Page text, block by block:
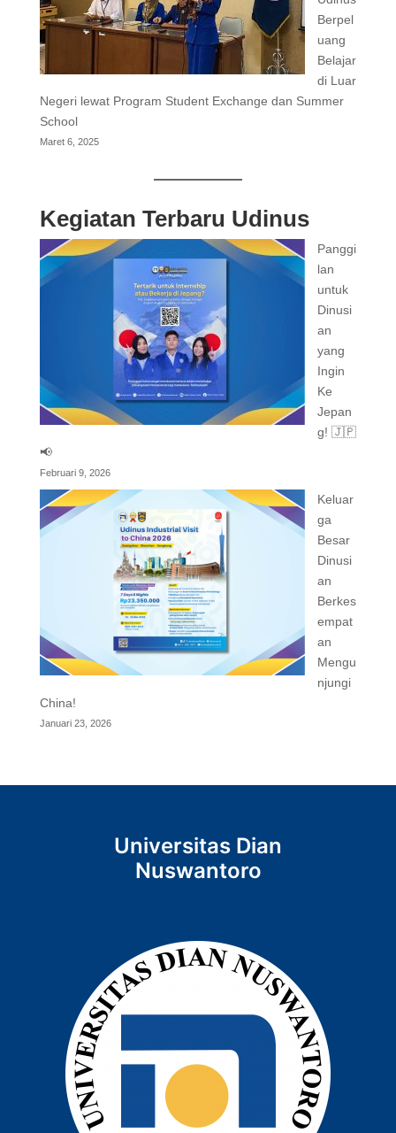
Berpel
uang
Belajar
di Luar
Negeri lewat Program Student Exchange dan Summer
School
Maret 6, 2025
Kegiatan Terbaru Udinus
Panggi
lan
untuk
Dinusi
an
yang
Ingin
Ke
Jepan
g! 🇯🇵
📢
Februari 9, 2026
Keluar
ga
Besar
Dinusi
an
Berkes
empat
an
Mengu
njungi
China!
Januari 23, 2026
Universitas Dian
Nuswantoro